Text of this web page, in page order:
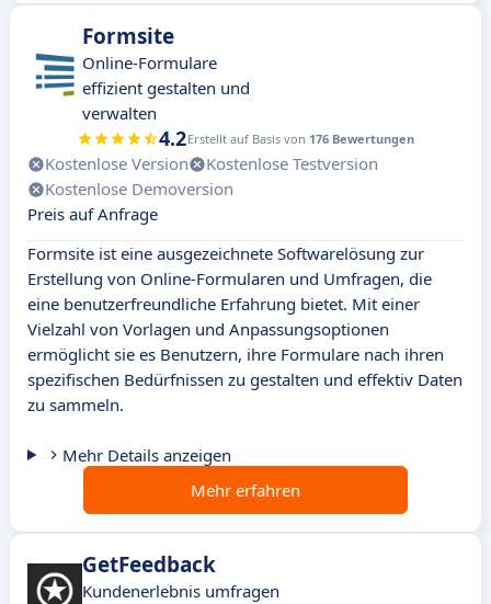
Formsite
Online-Formulare
effizient gestalten und
verwalten
4.2Erstellt auf Basis von 176 Bewertungen
Kostenlose Version
Kostenlose Testversion
Kostenlose Demoversion
Preis auf Anfrage
Formsite ist eine ausgezeichnete Softwarelösung zur
Erstellung von Online-Formularen und Umfragen, die
eine benutzerfreundliche Erfahrung bietet. Mit einer
Vielzahl von Vorlagen und Anpassungsoptionen
ermöglicht sie es Benutzern, ihre Formulare nach ihren
spezifischen Bedürfnissen zu gestalten und effektiv Daten
zu sammeln.
Mehr Details anzeigen
Mehr erfahren
GetFeedback
Kundenerlebnis umfragen